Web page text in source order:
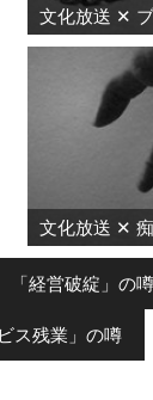
文化放送 ✕
文化放送 ✕
「経営破綻」の噂
ス残業」の噂